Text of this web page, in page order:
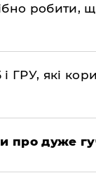
робити,
ГРУ, які
про дуже